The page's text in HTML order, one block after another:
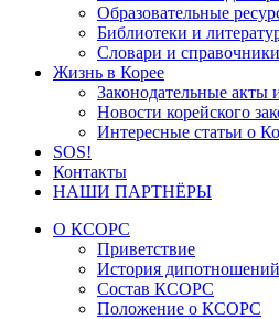
Образовательные
Библиотеки и
Словари и справочники
Жизнь в Корее
Законодательные акты
Новости корейского
Интересные статьи о
SOS!
Контакты
НАШИ ПАРТНЁРЫ
О КСОРС
Приветствие
История дипотношений
Состав КСОРС
Положение о КСОРС